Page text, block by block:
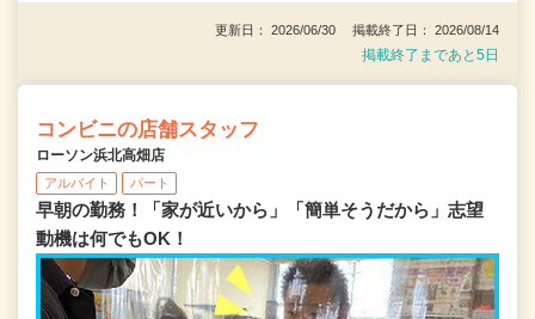
更新日： 2026/06/30 掲載終了日： 2026/08/14
掲載終了まであと5日
コンビニの店舗スタッフ
ローソン浜北高畑店
アルバイト パート
早朝の勤務！「家が近いから」「簡単そうだから」志望
動機は何でもOK！